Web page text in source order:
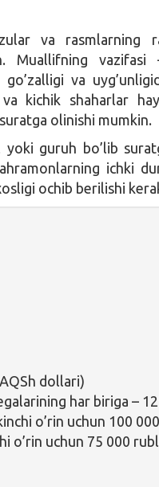
va rasmlarning
Muallifning vazifasi
va
kichik shaharlar
olinishi mumkin.
yoki guruh bo’lib
ichki
ochib berilishi
dollari)
har biriga –
o’rin uchun 100 000
o’rin uchun 75 000